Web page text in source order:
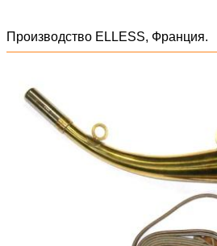
Производство ELLESS, Франция.